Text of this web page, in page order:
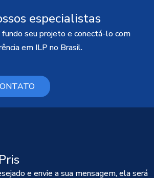
especialistas
fundo seu projeto e conectá-lo com
em ILP no Brasil.
e envie a sua mensagem, ela será